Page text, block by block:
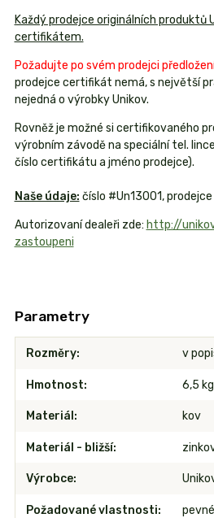
Každý prodejce originálních produktů
certifikátem.
Požadujte po svém prodejci
prodejce certifikát nemá, s největší
nejedná o výrobky Unikov.
Rovněž je možné si certifikovaného
výrobním závodě na speciální tel.
číslo certifikátu a jméno prodejce).
Naše údaje: číslo #Un13001,
Autorizovaní dealeři zde: http://
zastoupeni
Parametry
Rozměry v
Hmotnost 6,5 kg
Materiál kov
Materiál - bližší
Výrobce
Požadované vlastnosti pevné